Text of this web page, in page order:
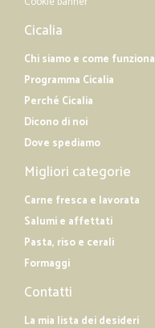
Cicalia
Chi siamo e come funziona
Programma Cicalia
Perché Cicalia
Dicono di noi
Dove spediamo
Migliori categorie
Carne fresca e lavorata
Salumi e affettati
Pasta, riso e cerali
Formaggi
Contatti
La mia lista dei desideri